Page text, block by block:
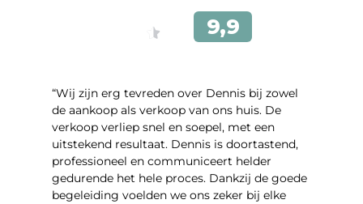
“Wij zijn erg tevreden over Dennis bij zowel
de aankoop als verkoop van ons huis. De
verkoop verliep snel en soepel, met een
uitstekend resultaat. Dennis is doortastend,
professioneel en communiceert helder
gedurende het hele proces. Dankzij de goede
begeleiding voelden we ons zeker bij elke